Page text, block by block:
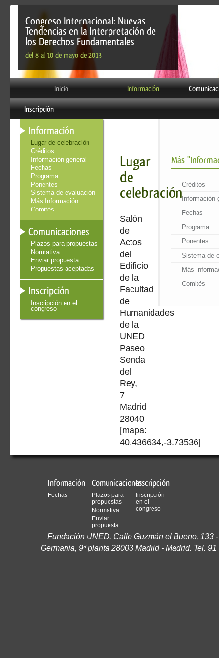
Congreso Internacional: Nuevas
Tendencias en la Interpretación de
los Derechos Fundamentales
del 8 al 10 de mayo de 2013
Inicio Información
Inscripción
Más
Créditos
Información
Fechas
Programa
Ponentes
Sistema de
Más
Comités
Información
Lugar de celebración
Créditos
Información general
Fechas
Programa
Ponentes
Sistema de evaluación
Más Información
Comités
Comunicaciones
Plazos para propuestas
Normativa
Enviar propuesta
Propuestas aceptadas
Inscripción
Inscripción en el
congreso
Lugar
de
celebración
Salón
de
Actos
del
Edificio
de la
Facultad
de
Humanidades
de la
UNED
Paseo
Senda
del
Rey,
7
Madrid
28040
[mapa:
40.436634,-3.73536]
Información
Fechas
Comunicaciones
Plazos para
propuestas
Normativa
Enviar
propuesta
Inscripción
Inscripción
en el
congreso
Fundación UNED. Calle Guzmán el Bueno, 133
Germania, 9ª planta 28003 Madrid - Madrid. Tel. 91